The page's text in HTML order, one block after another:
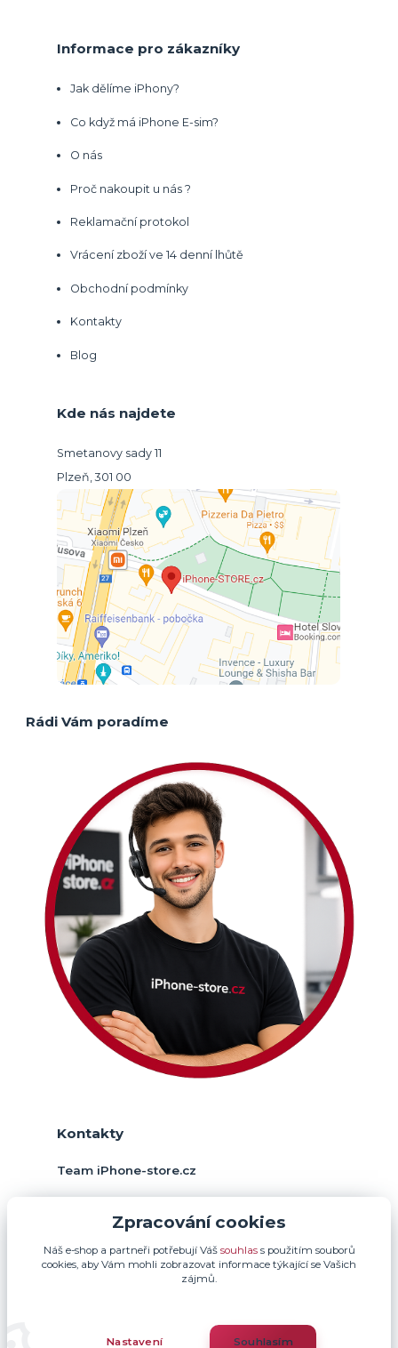
Informace pro zákazníky
Jak dělíme iPhony?
Co když má iPhone E-sim?
O nás
Proč nakoupit u nás ?
Reklamační protokol
Vrácení zboží ve 14 denní lhůtě
Obchodní podmínky
Kontakty
Blog
Kde nás najdete
Smetanovy sady 11
Plzeň, 301 00
Rádi Vám poradíme
Kontakty
Team iPhone-store.cz
(Po-Pá, 9-17 hod.)
info@iphone-store.cz
Zpracování cookies
Náš e-shop a partneři potřebují Váš souhlass použitím souborů
cookies, aby Vám mohli zobrazovat informace týkající se Vašich
zájmů.
Nastavení Souhlasím